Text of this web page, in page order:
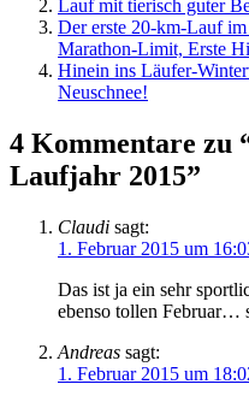
Lauf mit tierisch guter
Der erste 20-km-Lauf
Marathon-Limit, Erste
Hinein ins Läufer-
Neuschnee!
4 Kommentare zu
Laufjahr 2015”
Claudi sagt:
1. Februar 2015 um
Das ist ja ein sehr
ebenso tollen Februar…
Andreas sagt:
1. Februar 2015 um